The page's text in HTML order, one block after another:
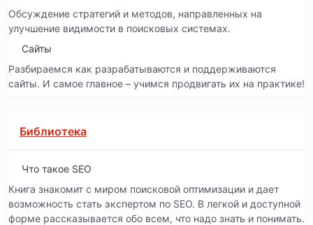
Обсуждение стратегий и методов, направленных на
улучшение видимости в поисковых системах.
Сайты
Разбираемся как разрабатываются и поддерживаются
сайты. И самое главное – учимся продвигать их на практике!
Библиотека
Что такое SEO
Книга знакомит с миром поисковой оптимизации и дает
возможность стать экспертом по SEO. В легкой и доступной
форме рассказывается обо всем, что надо знать и понимать.